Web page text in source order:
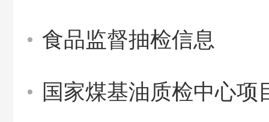
食品监督抽检信息
国家煤基油质检中心项